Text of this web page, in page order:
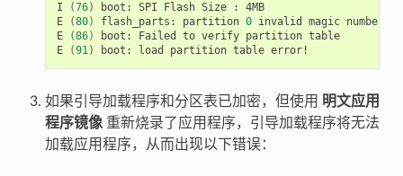
I
(76) boot: SPI Flash Size :
4MB
E
(80) flash_parts: partition 0 invalid magic number
E
(86) boot: Failed to verify partition table
E
(91) boot: load partition table
如果引导加载程序和分区表已加密，但使用 明文应用
程序镜像重新烧录了应用程序，引导加载程序将无法
加载应用程序，从而出现以下错误：